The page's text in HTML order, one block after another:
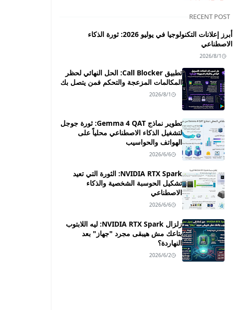
RECENT POST
أبرز إعلانات التكنولوجيا في يوليو 2026: ثورة الذكاء
الاصطناعي
2026/8/1
تطبيق Call Blocker: الحل النهائي لحظر
المكالمات المزعجة والتحكم فمن يتصل بك
2026/8/1
تطوير نماذج Gemma 4 QAT: ثورة جوجل
لتشغيل الذكاء الاصطناعي محلياً على
الهواتف والحواسيب
2026/6/6
NVIDIA RTX Spark: الثورة التي تعيد
تشكيل الحوسبة الشخصية والذكاء
الاصطناعي
2026/6/6
زلزال NVIDIA RTX Spark: ليه اللابتوب
بتاعك مش هيبقى مجرد "جهاز" بعد
النهاردة؟
2026/6/2